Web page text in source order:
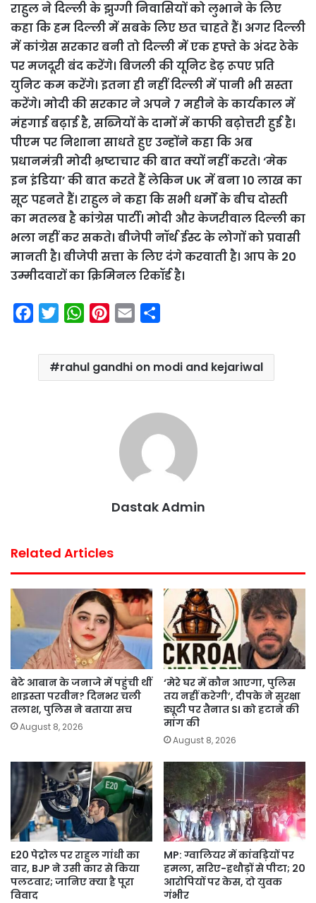
राहुल ने दिल्ली के झुग्गी निवासियों को लुभाने के लिए
कहा कि हम दिल्ली में सबके लिए छत चाहते हैं। अगर दिल्ली
में कांग्रेस सरकार बनी तो दिल्ली में एक हफ्ते के अंदर ठेके
पर मजदूरी बंद करेंगे। बिजली की यूनिट डेढ़ रूपए प्रति
युनिट कम करेंगे। इतना ही नहीं दिल्ली में पानी भी सस्ता
करेंगे। मोदी की सरकार ने अपने 7 महीने के कार्यकाल में
मंहगाई बढ़ाई है, सब्जियों के दामों में काफी बढ़ोत्तरी हुई है।
पीएम पर निशाना साधते हुए उन्होंने कहा कि अब
प्रधानमंत्री मोदी भ्रष्टाचार की बात क्यों नहीं करते। ‘मेक
इन इंडिया’ की बात करते हैं लेकिन UK में बना 10 लाख का
सूट पहनते हैं। राहुल ने कहा कि सभी धर्मों के बीच दोस्ती
का मतलब है कांग्रेस पार्टी। मोदी और केजरीवाल दिल्ली का
भला नहीं कर सकते। बीजेपी नॉर्थ ईस्ट के लोगों को प्रवासी
मानती है। बीजेपी सत्ता के लिए दंगे करवाती है। आप के 20
उम्मीदवारों का क्रिमिनल रिकॉर्ड है।
c
i
t
W
a
t
n
t
a
i
a
r
rahul gandhi on modi and kejariwal
Dastak Admin
Related Articles
बेटे आबान के जनाजे में पहुंची थीं
शाइस्ता परवीन? दिनभर चली
तलाश, पुलिस ने बताया सच
August 8, 2026
‘मेरे घर में कौन आएगा, पुलिस
तय नहीं करेगी’, दीपके ने सुरक्षा
ड्यूटी पर तैनात SI को हटाने की
मांग की
August 8, 2026
E20 पेट्रोल पर राहुल गांधी का
वार, BJP ने उसी कार से किया
पलटवार; जानिए क्या है पूरा
विवाद
MP: ग्वालियर में कांवड़ियों पर
हमला, सरिए-हथौड़ों से पीटा; 20
आरोपियों पर केस, दो युवक
गंभीर